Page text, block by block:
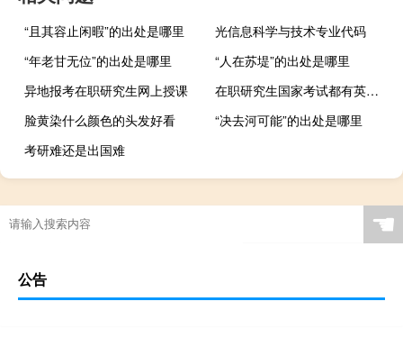
“且其容止闲暇”的出处是哪里
光信息科学与技术专业代码
“年老甘无位”的出处是哪里
“人在苏堤”的出处是哪里
异地报考在职研究生网上授课
在职研究生国家考试都有英语科目吗
脸黄染什么颜色的头发好看
“决去河可能”的出处是哪里
考研难还是出国难
☚
公告